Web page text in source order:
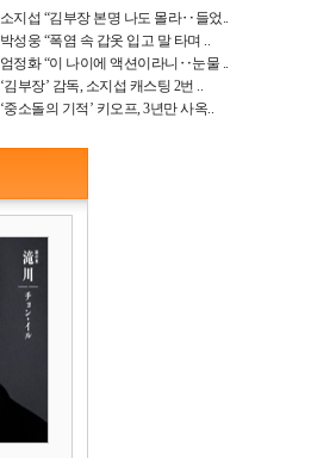
소지섭 “김부장 본명 나도 몰라‥들었..
박성웅 “폭염 속 갑옷 입고 말 타며 ..
엄정화 “이 나이에 액션이라니‥눈물 ..
‘김부장’ 감독, 소지섭 캐스팅 2번 ..
‘중소돌의 기적’ 키오프, 3년만 사옥..